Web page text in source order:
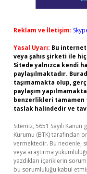
Reklam ve İletişim:
Yasal Uyarı: Bu
veya şahıs şirketi ile
Sitede yalnızca kendi
paylaşılmaktadır.
taşımamakta olup,
paylaşım
benzerlikleri
taslak halindedir ve
Sitemiz, 5651 Sayılı
Kurumu (BTK) tarafından
vermektedir. Bu nedenle,
veya araştırma
yazdıkları içeriklerin
bu sorumluluğu kabul